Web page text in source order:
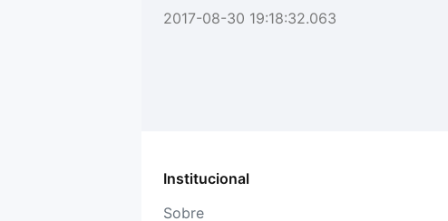
2017-08-30 19:18:32.063
Institucional
Sobre